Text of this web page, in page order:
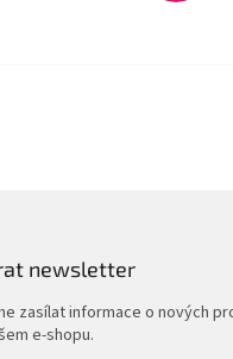
newsletter
zasílat informace o nových
e-shopu.